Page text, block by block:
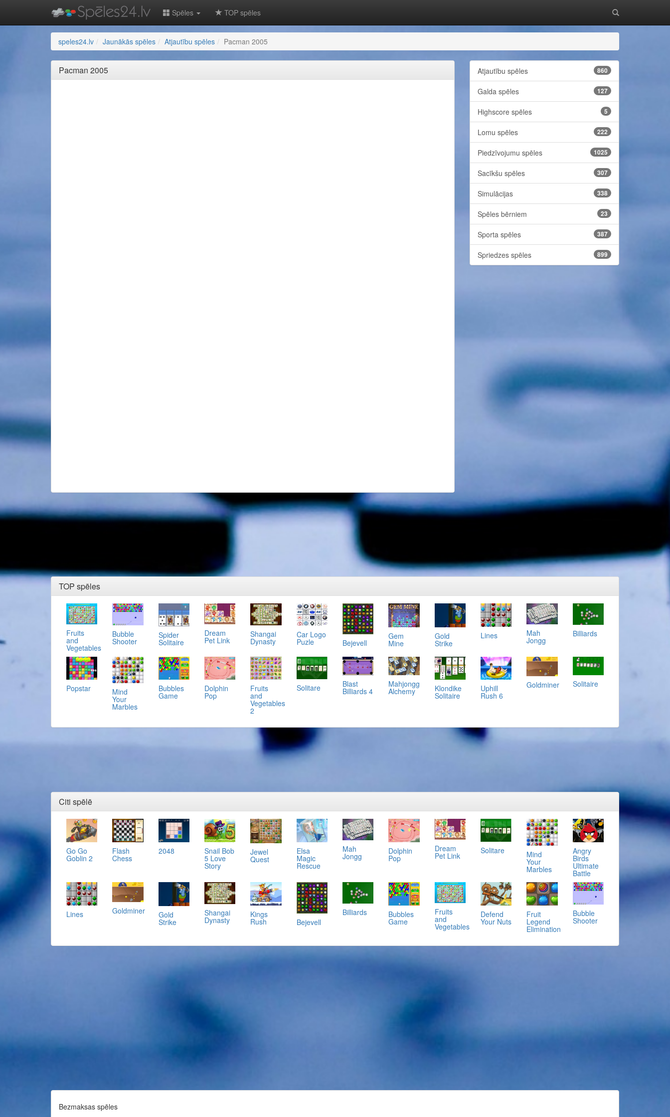
Spēles TOP spēles
speles24.lv Jaunākās spēles Atjautību spēles Pacman 2005
Pacman 2005 Atjautību spēles 860
Galda spēles 127
Highscore spēles 5
Lomu spēles 222
Piedzīvojumu spēles 1025
Sacīkšu spēles 307
Simulācijas 338
Spēles bērniem 23
Sporta spēles 387
Spriedzes spēles 899
TOP spēles
Fruits
and
Vegetables
Bubble
Shooter
Spider
Solitaire
Dream
Pet Link
Shangai
Dynasty
Car Logo
Puzle Bejevell
Gem
Mine
Gold
Strike
Lines Mah
Jongg
Billiards
Popstar Mind
Your
Marbles
Bubbles
Game
Dolphin
Pop
Fruits
and
Vegetables
2
Solitare Blast
Billiards 4
Mahjongg
Alchemy Klondike
Solitaire
Uphill
Rush 6
Goldminer Solitaire
Citi spēlē
Go Go
Goblin 2
Flash
Chess
2048 Snail Bob
5 Love
Story
Jewel
Quest
Elsa
Magic
Rescue
Mah
Jongg
Dolphin
Pop
Dream
Pet Link
Solitare Mind
Your
Marbles
Angry
Birds
Ultimate
Battle
Lines Goldminer Gold
Strike
Shangai
Dynasty
Kings
Rush Bejevell
Billiards Bubbles
Game
Fruits
and
Vegetables
Defend
Your Nuts
Fruit
Legend
Elimination
Bubble
Shooter
Bezmaksas spēles